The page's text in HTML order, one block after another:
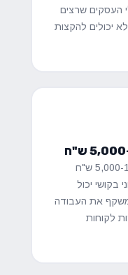
העסקים שרצים
יכולים להקצות
סוכנויות SEO רגילות גובות 5,000-15,000 ש"ח
בקושי יכול
את העבודה
לקוחות